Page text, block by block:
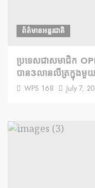
ព័ត៌មានអន្តរជាតិ
ប្រទេសជាសមាជិក
បាន3លានលីត្រក្នុងមួយ
WPS 168 July 7,